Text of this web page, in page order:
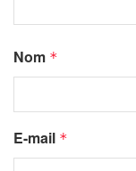
Nom *
E-mail *